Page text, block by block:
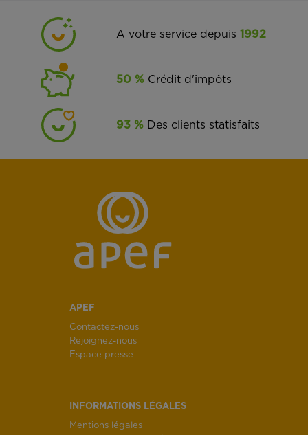
A votre service depuis1992
50 % Crédit d'impôts
93 % Des clients statisfaits
APEF
Contactez-nous
Rejoignez-nous
Espace presse
INFORMATIONS LÉGALES
Mentions légales